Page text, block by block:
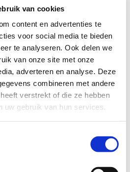
van cookies
content en advertenties te
voor social media te bieden
te analyseren. Ook delen we
van onze site met onze
adverteren en analyse. Deze
combineren met andere
verstrekt of die ze hebben
uw gebruik van hun services.